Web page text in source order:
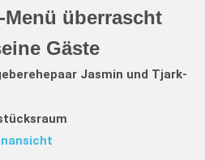
überrascht
Gäste